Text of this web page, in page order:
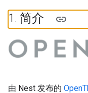
1. 简介
由 Nest 发布的